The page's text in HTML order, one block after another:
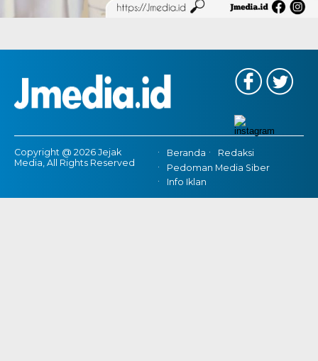
Copyright @ 2026 Jejak
Media, All Rights Reserved
Beranda
Redaksi
Pedoman Media Siber
Info Iklan